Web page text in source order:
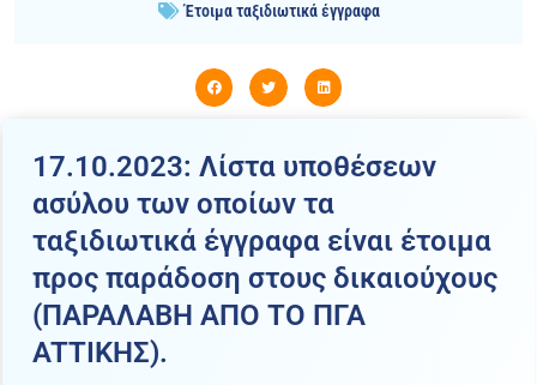
Έτοιμα ταξιδιωτικά έγγραφα
17.10.2023: Λίστα υποθέσεων
ασύλου των οποίων τα
ταξιδιωτικά έγγραφα είναι έτοιμα
προς παράδοση στους δικαιούχους
(ΠΑΡΑΛΑΒΗ ΑΠΟ ΤΟ ΠΓΑ
ATTIKHΣ).